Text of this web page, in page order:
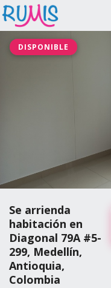
DISPONIBLE
Se arrienda
habitación en
Diagonal 79A #5-
299, Medellín,
Antioquia,
Colombia